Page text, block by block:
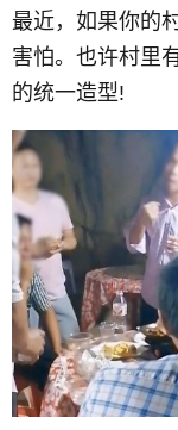
最近，如果你的
害怕。也许村里
的统一造型!